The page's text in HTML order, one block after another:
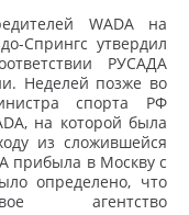
WADA на
Спрингс утвердил
РУСАДА
Неделей позже во
спорта РФ
на которой была
из сложившейся
прибыла в Москву с
определено, что
агентство